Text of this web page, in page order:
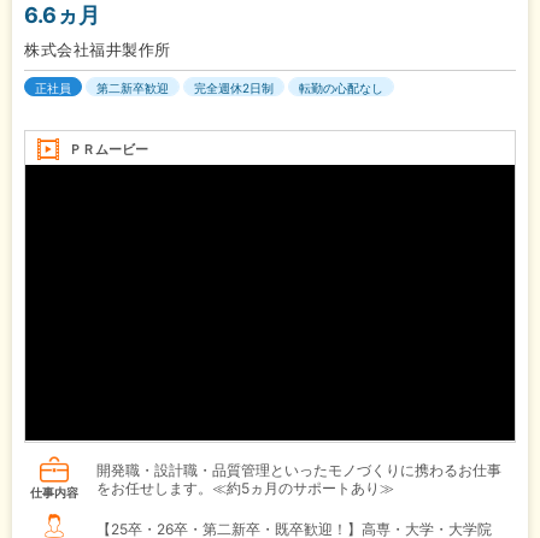
6.6ヵ月
株式会社福井製作所
正社員 第二新卒歓迎 完全週休2日制 転勤の心配なし
ＰＲムービー
仕事内容
開発職・設計職・品質管理といったモノづくりに携わるお仕事
をお任せします。≪約5ヵ月のサポートあり≫
【25卒・26卒・第二新卒・既卒歓迎！】高専・大学・大学院